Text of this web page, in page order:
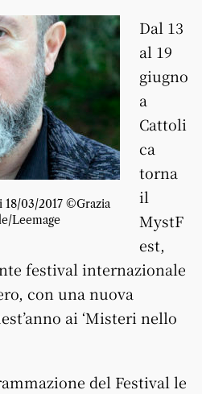
03/2017 ©Grazia
Leemage
Dal 13
al 19
giugno
a
Cattoli
ca
torna
il
MystF
est,
festival internazionale
con una nuova
ai ‘Misteri nello
del Festival le